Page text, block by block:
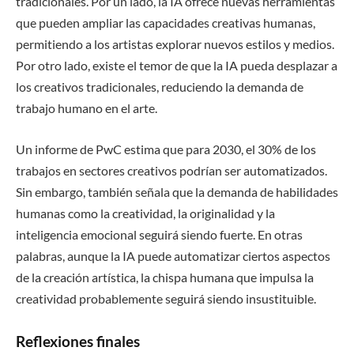
que pueden ampliar las capacidades creativas humanas,
permitiendo a los artistas explorar nuevos estilos y medios.
Por otro lado, existe el temor de que la IA pueda desplazar a
los creativos tradicionales, reduciendo la demanda de
trabajo humano en el arte.
Un informe de PwC estima que para 2030, el 30% de los
trabajos en sectores creativos podrían ser automatizados.
Sin embargo, también señala que la demanda de habilidades
humanas como la creatividad, la originalidad y la
inteligencia emocional seguirá siendo fuerte. En otras
palabras, aunque la IA puede automatizar ciertos aspectos
de la creación artística, la chispa humana que impulsa la
creatividad probablemente seguirá siendo insustituible.
Reflexiones finales